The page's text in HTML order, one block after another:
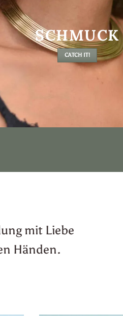
SCHMUCK
CATCH IT!
mit Liebe
Händen.